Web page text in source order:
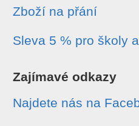
Zboží na přání
Sleva 5 % pro školy
Zajímavé odkazy
Najdete nás na